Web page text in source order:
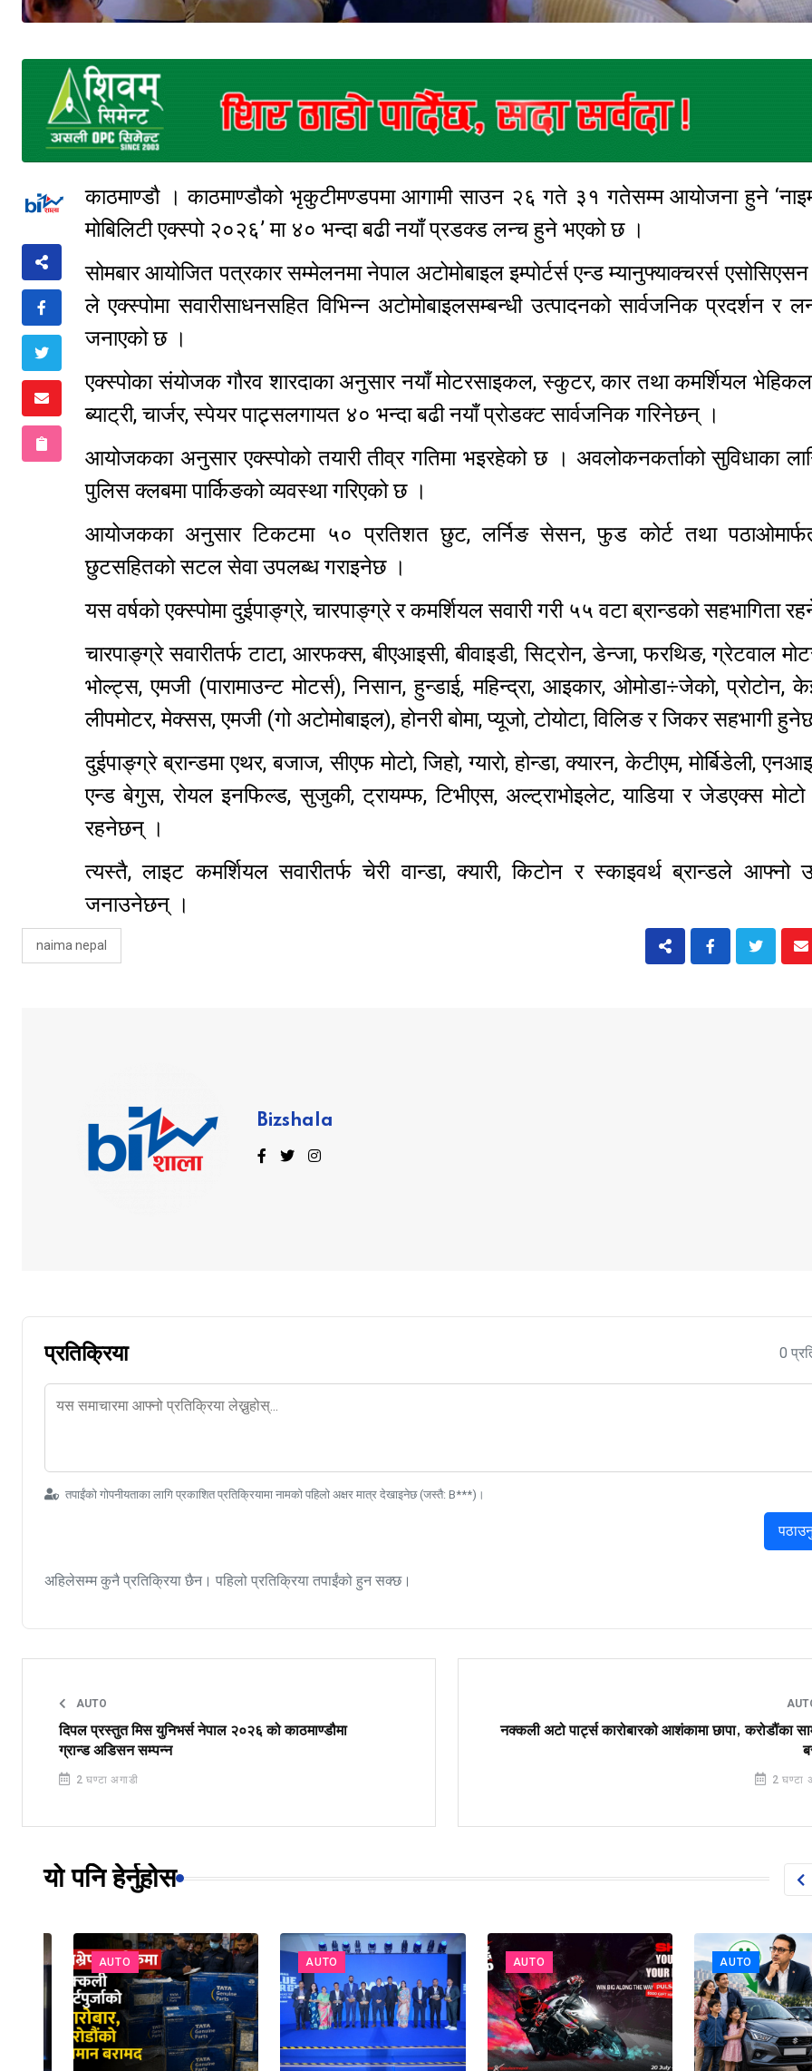
काठमाण्डौ । काठमाण्डौको भृकुटीमण्डपमा आगामी साउन २६ गते ३१ गतेसम्म आयोजना हुने
मोबिलिटी एक्स्पो २०२६’ मा ४० भन्दा बढी नयाँ प्रडक्ड लन्च हुने भएको छ ।
सोमबार आयोजित पत्रकार सम्मेलनमा नेपाल अटोमोबाइल इम्पोर्टर्स एन्ड म्यानुफ्याक्चरर्स एसोसिएसन
ले एक्स्पोमा सवारीसाधनसहित विभिन्न अटोमोबाइलसम्बन्धी उत्पादनको सार्वजनिक प्रदर्शन र
जनाएको छ ।
एक्स्पोका संयोजक गौरव शारदाका अनुसार नयाँ मोटरसाइकल, स्कुटर, कार तथा कमर्शियल
ब्याट्री, चार्जर, स्पेयर पाट्र्सलगायत ४० भन्दा बढी नयाँ प्रोडक्ट सार्वजनिक गरिनेछन् ।
आयोजकका अनुसार एक्स्पोको तयारी तीव्र गतिमा भइरहेको छ । अवलोकनकर्ताको सुविधाका
पुलिस क्लबमा पार्किङको व्यवस्था गरिएको छ ।
आयोजकका अनुसार टिकटमा ५० प्रतिशत छुट, लर्निङ सेसन, फुड कोर्ट तथा
छुटसहितको सटल सेवा उपलब्ध गराइनेछ ।
यस वर्षको एक्स्पोमा दुईपाङ्ग्रे, चारपाङ्ग्रे र कमर्शियल सवारी गरी ५५ वटा ब्रान्डको सहभागिता
चारपाङ्ग्रे सवारीतर्फ टाटा, आरफक्स, बीएआइसी, बीवाइडी, सिट्रोन, डेन्जा, फरथिङ, ग्रेटवाल
भोल्ट्स, एमजी (पारामाउन्ट मोटर्स), निसान, हुन्डाई, महिन्द्रा, आइकार, ओमोडा÷जेको, प्रोटोन,
लीपमोटर, मेक्सस, एमजी (गो अटोमोबाइल), होनरी बोमा, प्यूजो, टोयोटा, विलिङ र जिकर सहभागी
दुईपाङ्ग्रे ब्रान्डमा एथर, बजाज, सीएफ मोटो, जिहो, ग्यारो, होन्डा, क्यारन, केटीएम, मोर्बिडेली,
एन्ड बेगुस, रोयल इनफिल्ड, सुजुकी, ट्रायम्फ, टिभीएस, अल्ट्राभोइलेट, याडिया र जेडएक्स मोटो
रहनेछन् ।
त्यस्तै, लाइट कमर्शियल सवारीतर्फ चेरी वान्डा, क्यारी, किटोन र स्काइवर्थ ब्रान्डले आफ्नो
जनाउनेछन् ।
naima nepal
Bizshala
प्रतिक्रिया 0
तपाईंको गोपनीयताका लागि प्रकाशित प्रतिक्रियामा नामको पहिलो अक्षर मात्र देखाइनेछ (जस्तै: B***)।
अहिलेसम्म कुनै प्रतिक्रिया छैन। पहिलो प्रतिक्रिया तपाईंको हुन सक्छ।
AUTO
दिपल प्रस्तुत मिस युनिभर्स नेपाल २०२६ को काठमाण्डौमा
ग्रान्ड अडिसन सम्पन्न
2 घण्टा अगाडी
नक्कली अटो पार्ट्स कारोबारको आशंकामा छापा, करोडौंका
2 घण्टा
यो पनि हेर्नुहोस
AUTO AUTO AUTO AUTO